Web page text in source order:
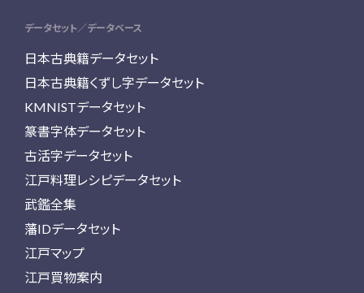
データセット／データベース
日本古典籍データセット
日本古典籍くずし字データセット
KMNISTデータセット
篆書字体データセット
古活字データセット
江戸料理レシピデータセット
武鑑全集
藩IDデータセット
江戸マップ
江戸買物案内